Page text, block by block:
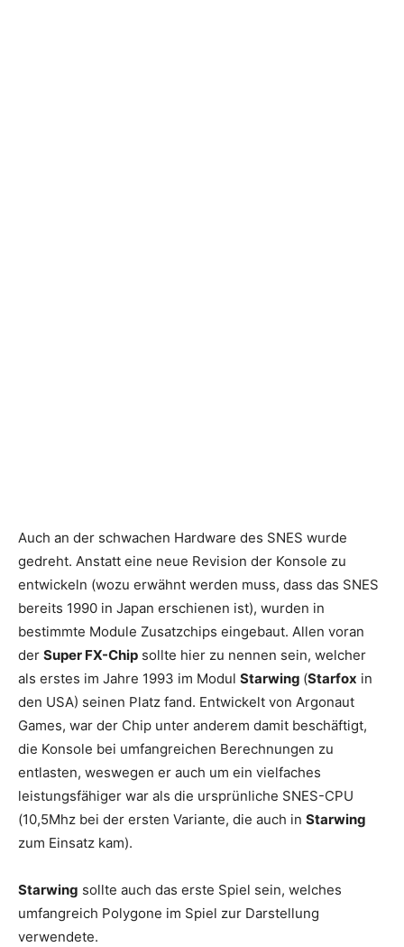
Auch an der schwachen Hardware des SNES wurde
gedreht. Anstatt eine neue Revision der Konsole zu
entwickeln (wozu erwähnt werden muss, dass das SNES
bereits 1990 in Japan erschienen ist), wurden in
bestimmte Module Zusatzchips eingebaut. Allen voran
der Super FX-Chip sollte hier zu nennen sein, welcher
als erstes im Jahre 1993 im Modul Starwing (Starfox in
den USA) seinen Platz fand. Entwickelt von Argonaut
Games, war der Chip unter anderem damit beschäftigt,
die Konsole bei umfangreichen Berechnungen zu
entlasten, weswegen er auch um ein vielfaches
leistungsfähiger war als die ursprünliche SNES-CPU
(10,5Mhz bei der ersten Variante, die auch in Starwing
zum Einsatz kam).
Starwing sollte auch das erste Spiel sein, welches
umfangreich Polygone im Spiel zur Darstellung
verwendete.